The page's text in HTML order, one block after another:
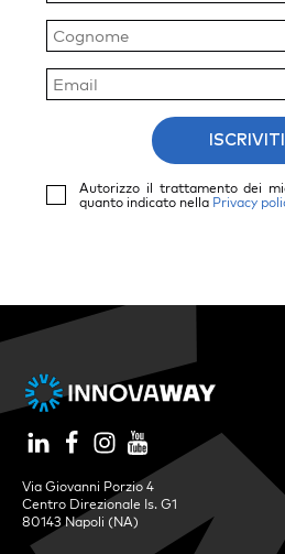
ISCRIVITI
Autorizzo il trattamento dei
quanto indicato nella Privacy
Via Giovanni Porzio 4
Centro Direzionale Is. G1
80143 Napoli (NA)